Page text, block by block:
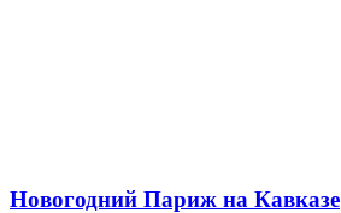
Новогодний Париж на Кавказе